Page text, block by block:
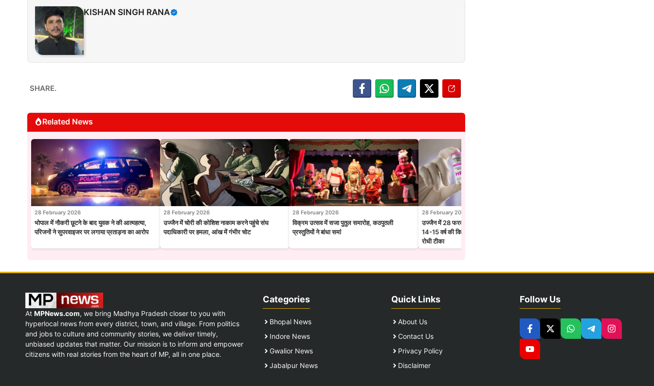
KISHAN SINGH RANA
SHARE.
Related News
28 February 2026
भोपाल में नौकरी छूटने के बाद युवक ने की आत्महत्या,
परिजनों ने सुपरवाइजर पर लगाया प्रताड़ना का आरोप
28 February 2026
उज्जैन में चोरी की कोशिश नाकाम करने पहुंचे संघ
पदाधिकारी पर हमला, आंख में गंभीर चोट
28 February 2026
विक्रम उत्सव में सजा पुतुल समारोह, कठपुतली
प्रस्तुतियों ने बांधा समां
28 February 2026
उज्जैन में 28 फरवरी से एचपीवी टीकाकरण अभियान,
14-15 वर्ष की किशोरियों को लगेगा सर्वाइकल कैंसर
रोधी टीका
At MPNews.com, we bring Madhya Pradesh closer to you with
hyperlocal news from every district, town, and village. From politics
and jobs to culture and community stories, we deliver timely,
unbiased updates that matter. Our mission is to inform and empower
citizens with real stories from the heart of MP, all in one place.
Categories
Bhopal News
Indore News
Gwalior News
Jabalpur News
Quick Links
About Us
Contact Us
Privacy Policy
Disclaimer
Follow Us